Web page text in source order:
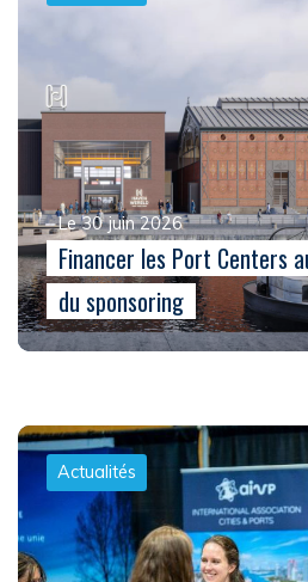
Le 30 juin 2026
Financer les Port Centers
du sponsoring
Actualités